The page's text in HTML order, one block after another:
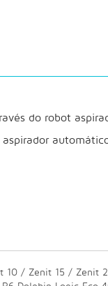
do robot
10 / Zenit 15 /